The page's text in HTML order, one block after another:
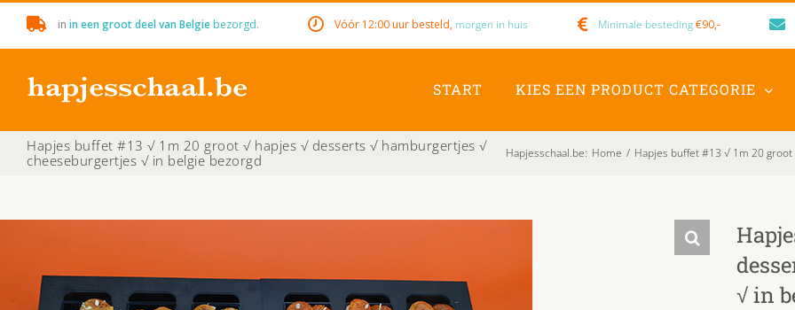
content
in in een groot deel van Belgie bezorgd. Vóór 12:00 uur besteld, morgen in huis Minimale besteding€90,-
START KIES EEN PRODUCT CATEGORIE
Hapjes buffet #13 √ 1m 20 groot √ hapjes √ desserts √ hamburgertjes √
cheeseburgertjes √ in belgie bezorgd
Hapjesschaal.be: Home / Hapjes buffet #13 √ 1m 20
√ in